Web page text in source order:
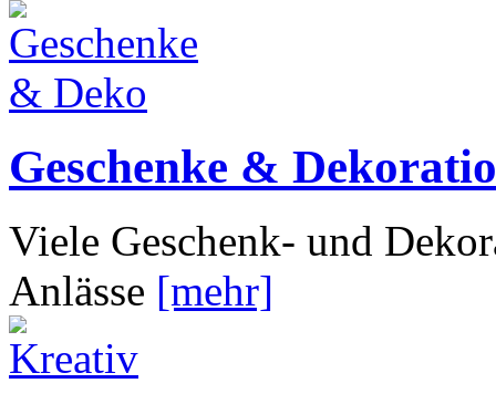
Geschenke &
Viele Geschenk- und
Anlässe [mehr]